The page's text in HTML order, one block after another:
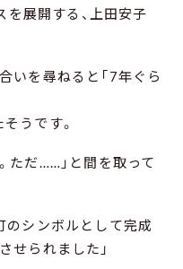
を展開する、上田安子
いを尋ねると「7年ぐら
うです。
ただ……」と間を取って
のシンボルとして完成
せられました」